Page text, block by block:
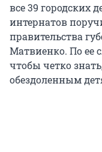
все 39 городских
интернатов
правительства
Матвиенко. По ее
чтобы четко
обездоленным